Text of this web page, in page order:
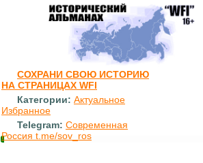
СОХРАНИ СВОЮ ИСТОРИЮ
НА СТРАНИЦАХ WFI
Категории: Актуальное
Избранное
Telegram: Современная
Россия t.me/sov_ros